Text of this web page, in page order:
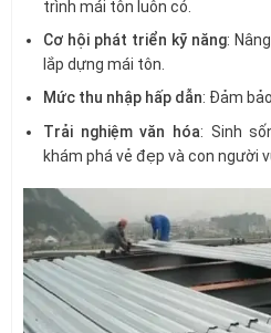
trình mái tôn luôn có.
Cơ hội phát triển kỹ năng:
lắp dựng mái tôn.
Mức thu nhập hấp dẫn: Đảm
Trải nghiệm văn hóa: Sinh
khám phá vẻ đẹp và con người